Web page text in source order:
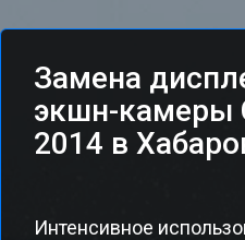
Замена
экшн-камеры
2014 в
Интенсивное